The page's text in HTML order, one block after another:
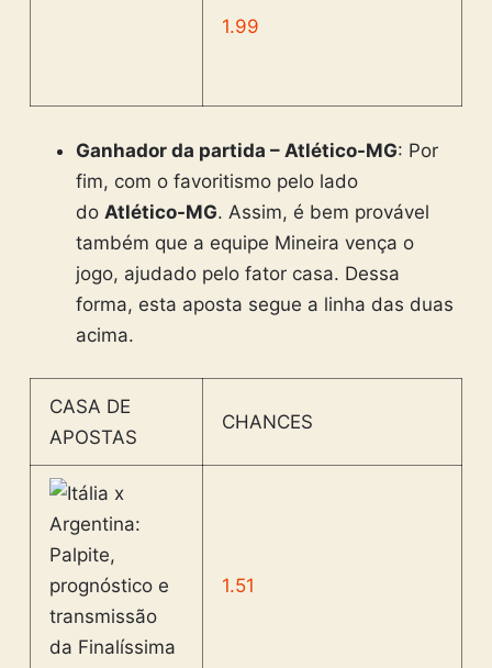
1.99
Ganhador da partida – Atlético-MG: Por
fim, com o favoritismo pelo lado
do Atlético-MG. Assim, é bem provável
também que a equipe Mineira vença o
jogo, ajudado pelo fator casa. Dessa
forma, esta aposta segue a linha das duas
acima.
CASA DE
APOSTAS
CHANCES
1.51